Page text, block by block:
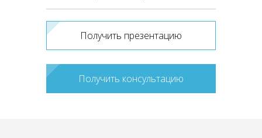
Получить презентацию
Получить консультацию